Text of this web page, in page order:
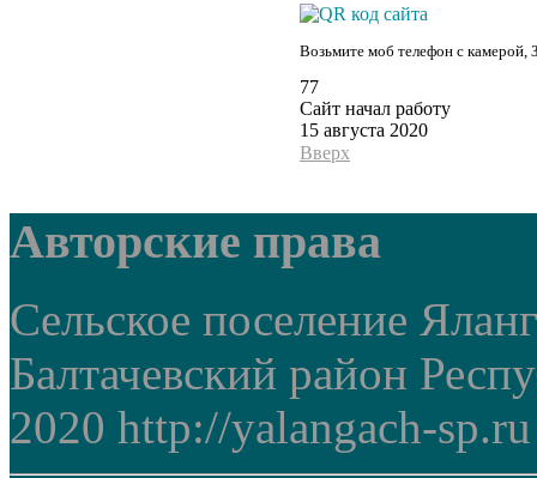
Возьмите моб телефон с камерой,
77
Сайт начал работу
15 августа 2020
Вверх
Авторские права
Сельское поселение
Балтачевский район
2020 http://yalangach-sp.ru